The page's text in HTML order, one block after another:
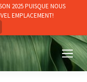
2025 PUISQUE NOUS
EMPLACEMENT!